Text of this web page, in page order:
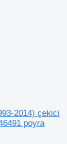
2014) çekici
poyra